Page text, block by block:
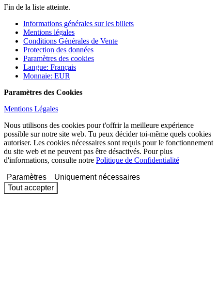
Fin de la liste atteinte.
Informations générales sur les billets
Mentions légales
Conditions Générales de Vente
Protection des données
Paramètres des cookies
Langue: Français
Monnaie: EUR
Paramètres des Cookies
Mentions Légales
Nous utilisons des cookies pour t'offrir la meilleure expérience
possible sur notre site web. Tu peux décider toi-même quels cookies
autoriser. Les cookies nécessaires sont requis pour le fonctionnement
du site web et ne peuvent pas être désactivés. Pour plus
d'informations, consulte notre Politique de Confidentialité
Paramètres
Uniquement nécessaires
Tout accepter